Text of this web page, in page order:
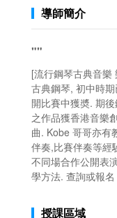
導師簡介
""
[流行鋼琴古典音樂
古典鋼琴, 初中時
開比賽中獲奬. 期
之作品獲香港音樂
曲. Kobe 哥哥亦有
伴奏,比賽伴奏等經
不同場合作公開表
學方法. 查詢或報名
授課區域